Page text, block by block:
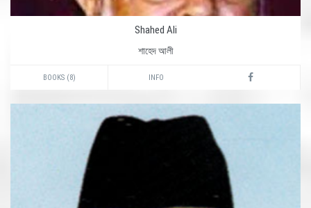
Shahed Ali
শাহেদ আলী
BOOKS (8) INFO